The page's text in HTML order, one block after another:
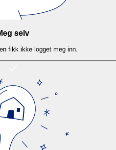
selv
fikk ikke logget meg inn.